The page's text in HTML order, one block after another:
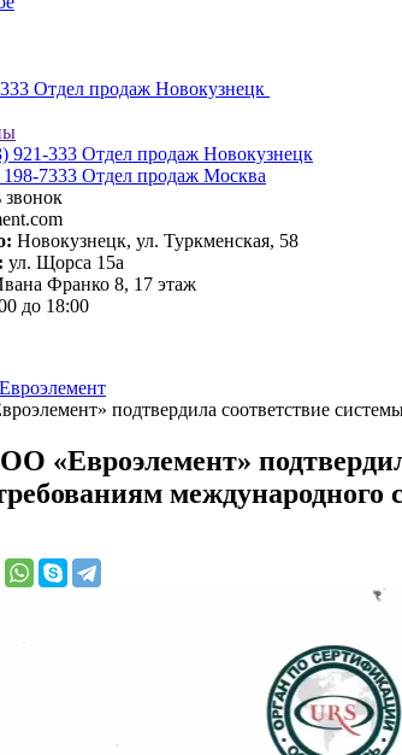
Отдел продаж Новокузнецк
921-333 Отдел продаж Новокузнецк
7333 Отдел продаж Москва
звонок
Новокузнецк, ул. Туркменская, 58
ул. Щорса 15а
Франко 8, 17 этаж
до 18:00
подтвердила соответствие
«Евроэлемент»
международного